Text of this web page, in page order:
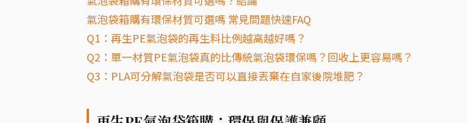
氣泡袋箱購有環保材質可選嗎 常見問題快速FAQ
Q1：再生PE氣泡袋的再生料比例越高越好嗎？
Q2：單一材質PE氣泡袋真的比傳統氣泡袋環保嗎？回收上更容易嗎？
Q3：PLA可分解氣泡袋是否可以直接丟棄在自家後院堆肥？